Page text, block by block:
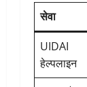
सेवा
UIDAI
हेल्पलाइन